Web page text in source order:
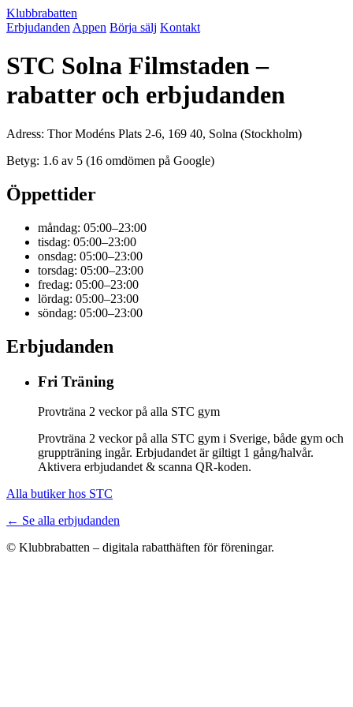
Klubbrabatten
Erbjudanden Appen Börja sälj Kontakt
STC Solna Filmstaden –
rabatter och erbjudanden
Adress: Thor Modéns Plats 2-6, 169 40, Solna (Stockholm)
Betyg: 1.6 av 5 (16 omdömen på Google)
Öppettider
måndag: 05:00–23:00
tisdag: 05:00–23:00
onsdag: 05:00–23:00
torsdag: 05:00–23:00
fredag: 05:00–23:00
lördag: 05:00–23:00
söndag: 05:00–23:00
Erbjudanden
Fri Träning
Provträna 2 veckor på alla STC gym
Provträna 2 veckor på alla STC gym i Sverige, både gym och
gruppträning ingår. Erbjudandet är giltigt 1 gång/halvår.
Aktivera erbjudandet & scanna QR-koden.
Alla butiker hos STC
← Se alla erbjudanden
© Klubbrabatten – digitala rabatthäften för föreningar.